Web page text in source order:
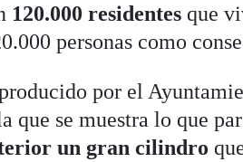
120.000 residentes que
personas como
por el
que se muestra lo que
un gran cilindro